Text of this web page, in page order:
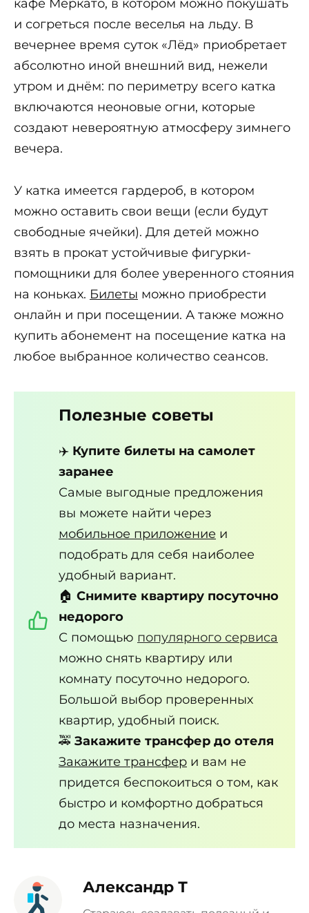
кафе Меркато, в котором можно покушать
и согреться после веселья на льду. В
вечернее время суток «Лёд» приобретает
абсолютно иной внешний вид, нежели
утром и днём: по периметру всего катка
включаются неоновые огни, которые
создают невероятную атмосферу зимнего
вечера.
У катка имеется гардероб, в котором
можно оставить свои вещи (если будут
свободные ячейки). Для детей можно
взять в прокат устойчивые фигурки-
помощники для более уверенного стояния
на коньках. Билеты можно приобрести
онлайн и при посещении. А также можно
купить абонемент на посещение катка на
любое выбранное количество сеансов.
Полезные советы
✈️ Купите билеты на самолет
заранее
Самые выгодные предложения
вы можете найти через
мобильное приложение и
подобрать для себя наиболее
удобный вариант.
🏠 Снимите квартиру посуточно
недорого
С помощью популярного сервиса
можно снять квартиру или
комнату посуточно недорого.
Большой выбор проверенных
квартир, удобный поиск.
🚕 Закажите трансфер до отеля
Закажите трансфер и вам не
придется беспокоиться о том, как
быстро и комфортно добраться
до места назначения.
Александр Т